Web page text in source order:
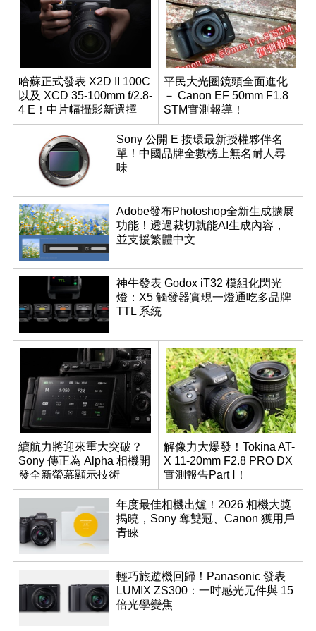
哈蘇正式發表 X2D II 100C
以及 XCD 35-100mm f/2.8-
4 E！中片幅攝影新選擇
平民大光圈鏡頭全面進化
－ Canon EF 50mm F1.8
STM實測報導！
Sony 公開 E 接環最新授權夥伴名
單！中國品牌全數榜上無名耐人尋
味
Adobe發布Photoshop全新生成擴展
功能！透過裁切就能AI生成內容，
並支援繁體中文
神牛發表 Godox iT32 模組化閃光
燈：X5 觸發器實現一燈通吃多品牌
TTL 系統
續航力將迎來重大突破？
Sony 傳正為 Alpha 相機開
發全新螢幕顯示技術
解像力大爆發！Tokina AT-
X 11-20mm F2.8 PRO DX
實測報告Part Ⅰ！
年度最佳相機出爐！2026 相機大獎
揭曉，Sony 奪雙冠、Canon 獲用戶
青睞
輕巧旅遊機回歸！Panasonic 發表
LUMIX ZS300：一吋感光元件與 15
倍光學變焦